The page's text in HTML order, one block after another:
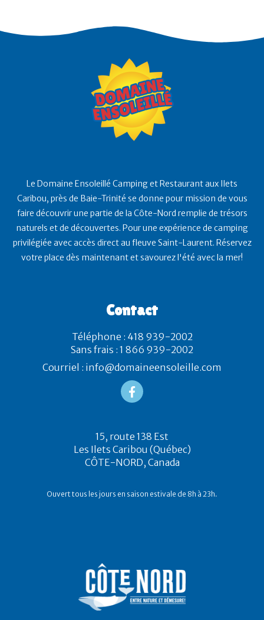
Le Domaine Ensoleillé Camping et Restaurant aux Ilets
Caribou, près de Baie-Trinité se donne pour mission de vous
faire découvrir une partie de la Côte-Nord remplie de trésors
naturels et de découvertes. Pour une expérience de camping
privilégiée avec accès direct au fleuve Saint-Laurent. Réservez
votre place dès maintenant et savourez l'été avec la mer!
Contact
Téléphone : 418 939-2002
Sans frais : 1 866 939-2002
Courriel : info@domaineensoleille.com
15, route 138 Est
Les Ilets Caribou (Québec)
CÔTE-NORD, Canada
Ouvert tous les jours en saison estivale de 8h à 23h.